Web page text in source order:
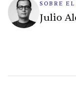
SOBRE EL
Julio